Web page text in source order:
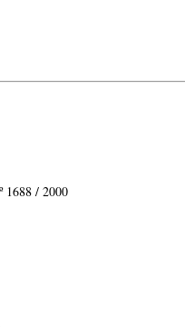
1688 / 2000